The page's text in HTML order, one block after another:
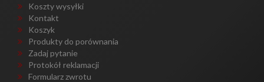
Koszty wysyłki
Kontakt
Koszyk
Produkty do porównania
Zadaj pytanie
Protokół reklamacji
Formularz zwrotu